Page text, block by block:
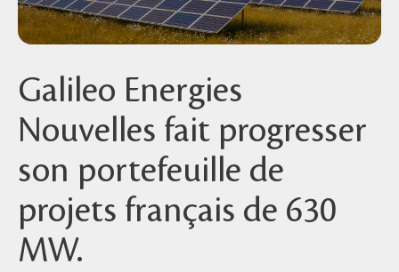
Galileo Energies
Nouvelles fait progresser
son portefeuille de
projets français de 630
MW.